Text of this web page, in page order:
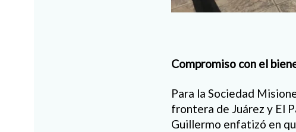
Compromiso con el
Para la Sociedad
frontera de Juárez y El
Guillermo enfatizó en